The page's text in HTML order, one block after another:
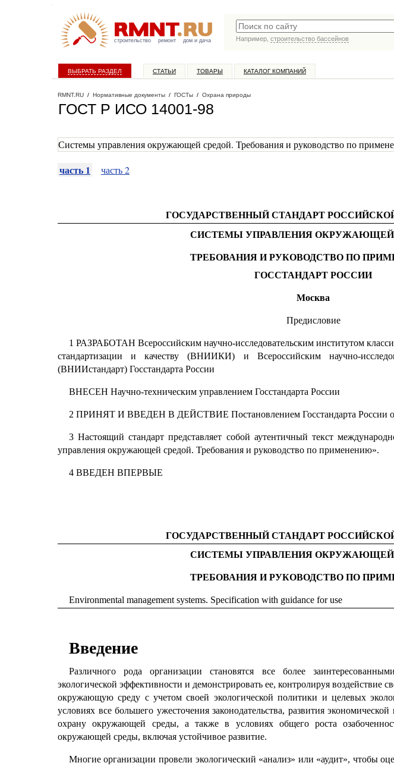
строительство ремонт дом и дача
Например, строительство бассейнов
ВЫБРАТЬ РАЗДЕЛ СТАТЬИ ТОВАРЫ КАТАЛОГ КОМПАНИЙ
RMNT.RU / Нормативные документы / ГОСТы / Охрана природы
ГОСТ Р ИСО 14001-98
Системы управления окружающей средой. Требования и руководство по
часть 1 часть 2
ГОСУДАРСТВЕННЫЙ СТАНДАРТ
СИСТЕМЫ УПРАВЛЕНИЯ ОКРУЖАЮЩЕЙ
ТРЕБОВАНИЯ И РУКОВОДСТВО ПО
ГОССТАНДАРТ РОССИИ
Москва
Предисловие
1 РАЗРАБОТАН Всероссийским научно-исследовательским институтом
стандартизации и качеству (ВНИИКИ) и Всероссийским научно-
(ВНИИстандарт) Госстандарта России
ВНЕСЕН Научно-техническим управлением Госстандарта России
2 ПРИНЯТ И ВВЕДЕН В ДЕЙСТВИЕ Постановлением Госстандарта России от
3 Настоящий стандарт представляет собой аутентичный текст
управления окружающей средой. Требования и руководство по применению».
4 ВВЕДЕН ВПЕРВЫЕ
ГОСУДАРСТВЕННЫЙ СТАНДАРТ
СИСТЕМЫ УПРАВЛЕНИЯ ОКРУЖАЮЩЕЙ
ТРЕБОВАНИЯ И РУКОВОДСТВО ПО
Environmental management systems. Specification with guidance for use
Введение
Различного рода организации становятся все более
экологической эффективности и демонстрировать ее, контролируя воздействие
окружающую среду с учетом своей экологической политики и целевых
условиях все большего ужесточения законодательства, развития
охрану окружающей среды, а также в условиях общего роста
окружающей среды, включая устойчивое развитие.
Многие организации провели экологический «анализ» или «аудит», чтобы